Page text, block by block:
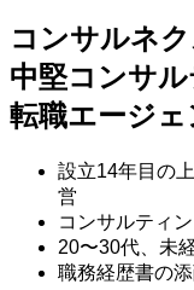
コンサルネク
中堅コンサ
転職エージェ
設立14年目の
営
コンサルティ
20〜30代、未
職務経歴書の